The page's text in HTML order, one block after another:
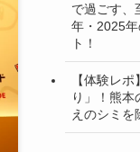
で過ごす、
年・2025
ト！
【体験レ
り」！熊本
えのシミを